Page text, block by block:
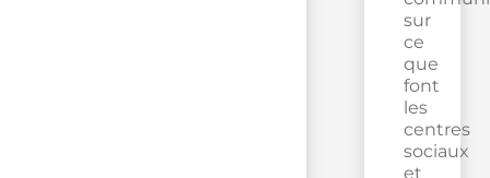
sur
ce
que
font
les
centres
sociaux
et